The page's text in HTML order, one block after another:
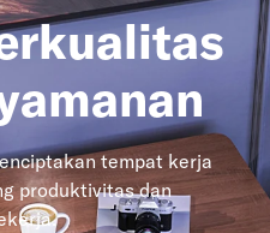
tempat kerja
produktivitas dan